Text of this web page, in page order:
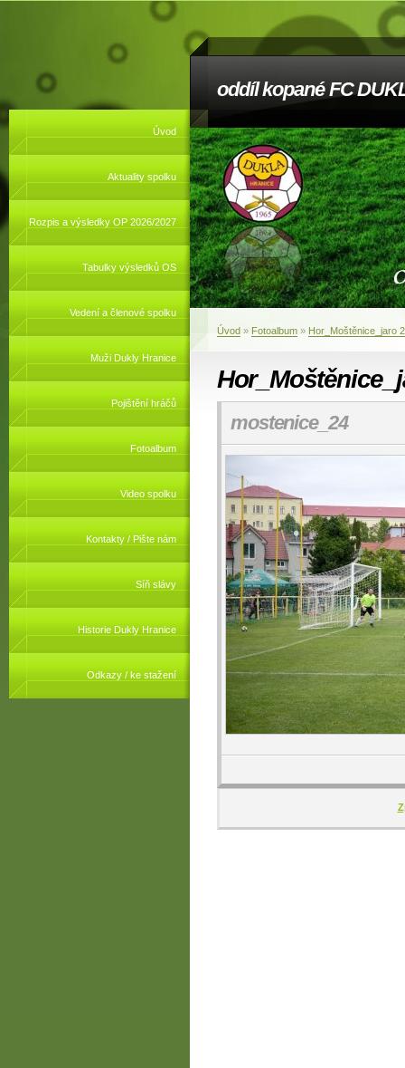
oddíl kopané FC
Úvod
Aktuality spolku
Rozpis a výsledky OP 2026/2027
Tabulky výsledků OS
Vedení a členové spolku
Muži Dukly Hranice
Pojištění hráčů
Fotoalbum
Video spolku
Kontakty / Pište nám
Síň slávy
Historie Dukly Hranice
Odkazy / ke stažení
Úvod » Fotoalbum » Hor_Moštěnice_jaro
mostenice_24